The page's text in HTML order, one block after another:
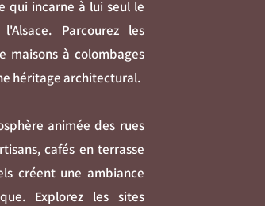
qui incarne à lui seul le
Parcourez les
maisons à colombages
héritage architectural.
animée des rues
cafés en terrasse
créent une ambiance
Explorez les sites